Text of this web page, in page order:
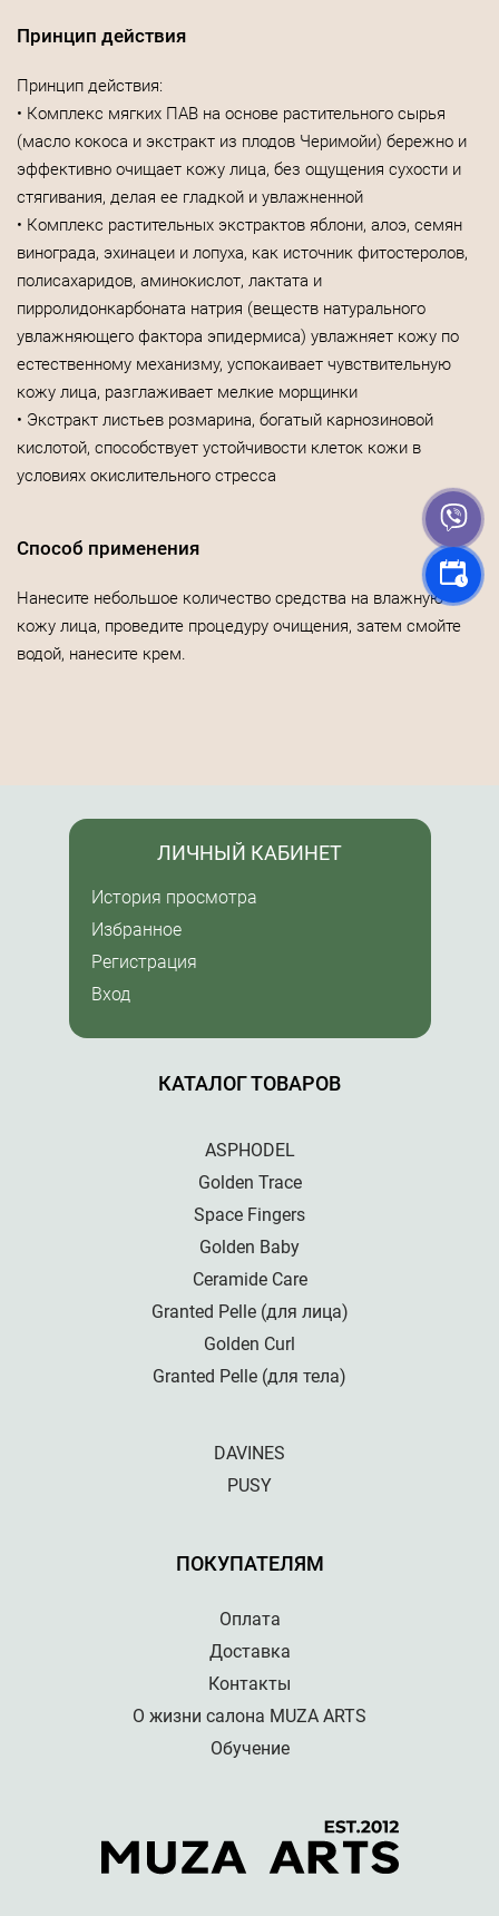
Принцип действия
Принцип действия:
• Комплекс мягких ПАВ на основе растительного сырья
(масло кокоса и экстракт из плодов Черимойи) бережно и
эффективно очищает кожу лица, без ощущения сухости и
стягивания, делая ее гладкой и увлажненной
• Комплекс растительных экстрактов яблони, алоэ, семян
винограда, эхинацеи и лопуха, как источник фитостеролов,
полисахаридов, аминокислот, лактата и
пирролидонкарбоната натрия (веществ натурального
увлажняющего фактора эпидермиса) увлажняет кожу по
естественному механизму, успокаивает чувствительную
кожу лица, разглаживает мелкие морщинки
• Экстракт листьев розмарина, богатый карнозиновой
кислотой, способствует устойчивости клеток кожи в
условиях окислительного стресса
Способ применения
Нанесите небольшое количество средства на влажную
кожу лица, проведите процедуру очищения, затем смойте
водой, нанесите крем.
КАТАЛОГ ТОВАРОВ
ASPHODEL
Golden Trace
Space Fingers
Golden Baby
Ceramide Care
Granted Pelle (для лица)
Golden Curl
Granted Pelle (для тела)
DAVINES
PUSY
ПОКУПАТЕЛЯМ
Оплата
Доставка
Контакты
О жизни салона MUZA ARTS
Обучение
ЛИЧНЫЙ КАБИНЕТ
История просмотра
Избранное
Регистрация
Вход